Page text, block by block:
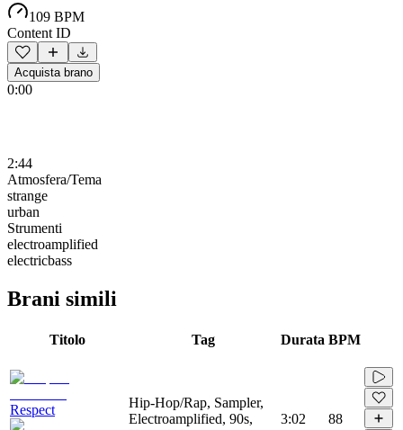
109 BPM
Content ID
Acquista brano
0:00
2:44
Atmosfera/Tema
strange
urban
Strumenti
electroamplified
electricbass
Brani simili
Titolo Tag Durata BPM
Respect
Hip-Hop/Rap, Sampler,
Electroamplified, 90s,
3:02 88